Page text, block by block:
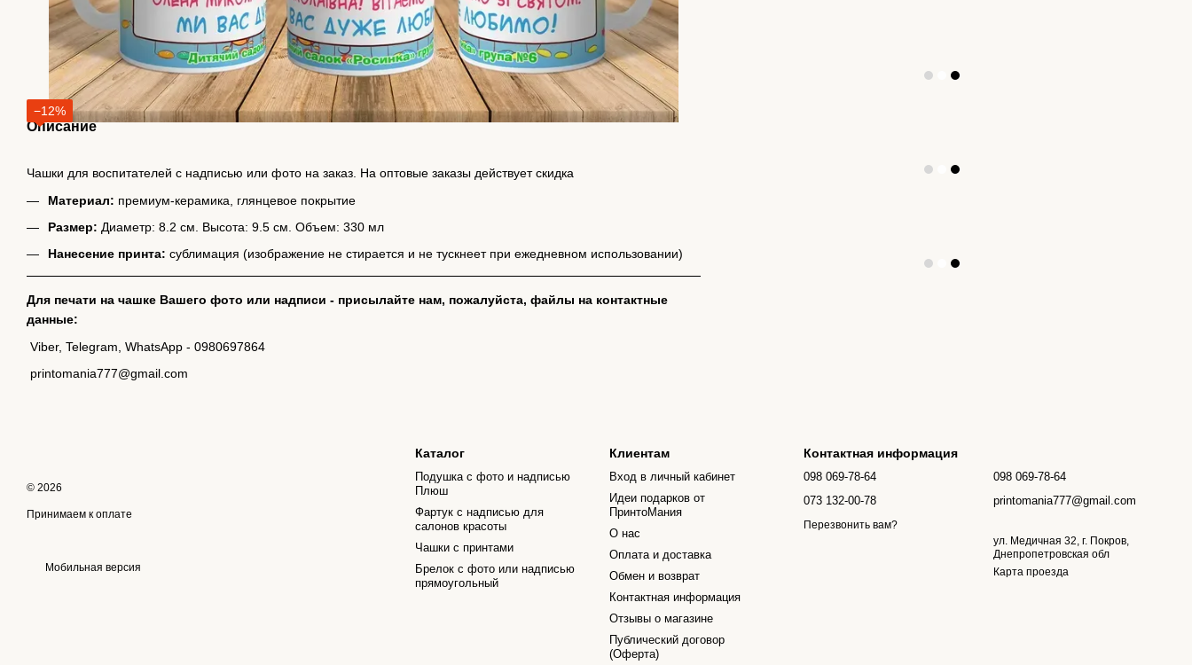
−12%
Описание
Чашки для воспитателей с надписью или фото на заказ. На оптовые заказы действует скидка
Материал: премиум-керамика, глянцевое покрытие
Размер: Диаметр: 8.2 см. Высота: 9.5 см. Объем: 330 мл
Нанесение принта: сублимация (изображение не стирается и не тускнеет при ежедневном использовании)
Для печати на чашке Вашего фото или надписи - присылайте нам, пожалуйста, файлы на контактные
данные:
Viber, Telegram, WhatsApp - 0980697864
printomania777@gmail.com
© 2026
Принимаем к оплате
Мобильная версия
Каталог
Подушка с фото и надписью
Плюш
Фартук с надписью для
салонов красоты
Чашки с принтами
Брелок с фото или надписью
прямоугольный
Клиентам
Вход в личный кабинет
Идеи подарков от
ПринтоМания
О нас
Оплата и доставка
Обмен и возврат
Контактная информация
Отзывы о магазине
Публический договор
(Оферта)
Контактная информация
098 069-78-64
073 132-00-78
Перезвонить вам?
098 069-78-64
printomania777@gmail.com
ул. Медичная 32, г. Покров,
Днепропетровская обл
Карта проезда